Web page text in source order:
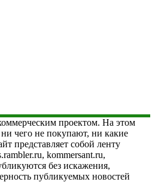
проектом. На этом
чего не покупают, ни какие
представляет собой ленту
kommersant.ru,
без искажения,
публикуемых новостей